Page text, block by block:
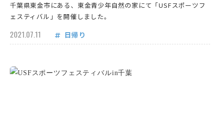
千葉県東金市にある、東金青少年自然の家にて「USFスポーツフ
ェスティバル」を開催しました。
2021.07.11 日帰り